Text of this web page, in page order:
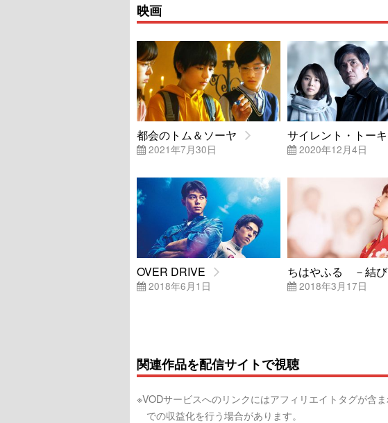
映画
都会のトム＆ソーヤ
2021年7月30日
サイレント・トー
2020年12月4日
OVER DRIVE
2018年6月1日
ちはやふる －結び
2018年3月17日
関連作品を配信サイトで視聴
※VODサービスへのリンクにはアフィリエイトタグが含
での収益化を行う場合があります。